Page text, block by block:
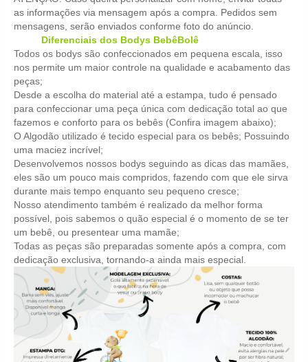
as informações via mensagem após a compra. Pedidos sem
mensagens, serão enviados conforme foto do anúncio.
Diferenciais dos Bodys BebêBolê
Todos os bodys são confeccionados em pequena escala, isso
nos permite um maior controle na qualidade e acabamento das
peças;
Desde a escolha do material até a estampa, tudo é pensado
para confeccionar uma peça única com dedicação total ao que
fazemos e conforto para os bebês (Confira imagem abaixo);
O Algodão utilizado é tecido especial para os bebês; Possuindo
uma maciez incrível;
Desenvolvemos nossos bodys seguindo as dicas das mamães,
eles são um pouco mais compridos, fazendo com que ele sirva
durante mais tempo enquanto seu pequeno cresce;
Nosso atendimento também é realizado da melhor forma
possível, pois sabemos o quão especial é o momento de se ter
um bebê, ou presentear uma mamãe;
Todas as peças são preparadas somente após a compra, com
dedicação exclusiva, tornando-a ainda mais especial.